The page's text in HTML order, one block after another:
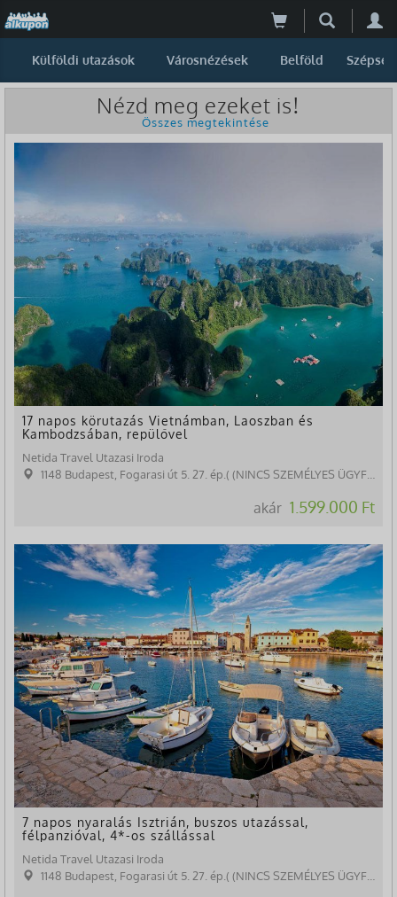
Külföldi utazások Városnézések Belföld Szépség
Nézd meg ezeket is!
Összes megtekintése
17 napos körutazás Vietnámban, Laoszban és
Kambodzsában, repülővel
Netida Travel Utazasi Iroda
1148 Budapest, Fogarasi út 5. 27. ép.( (NINCS SZEMÉLYES ÜGYFÉLFOGADÁS)
akár 1.599.000 Ft
7 napos nyaralás Isztrián, buszos utazással,
félpanzióval, 4*-os szállással
Netida Travel Utazasi Iroda
1148 Budapest, Fogarasi út 5. 27. ép.( (NINCS SZEMÉLYES ÜGYFÉLFOGADÁS)